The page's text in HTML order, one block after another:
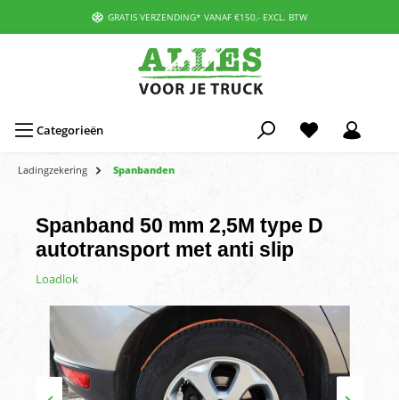
GRATIS VERZENDING* VANAF €150,- EXCL. BTW
Categorieën
Ladingzekering Spanbanden
Spanband 50 mm 2,5M type D
autotransport met anti slip
Loadlok